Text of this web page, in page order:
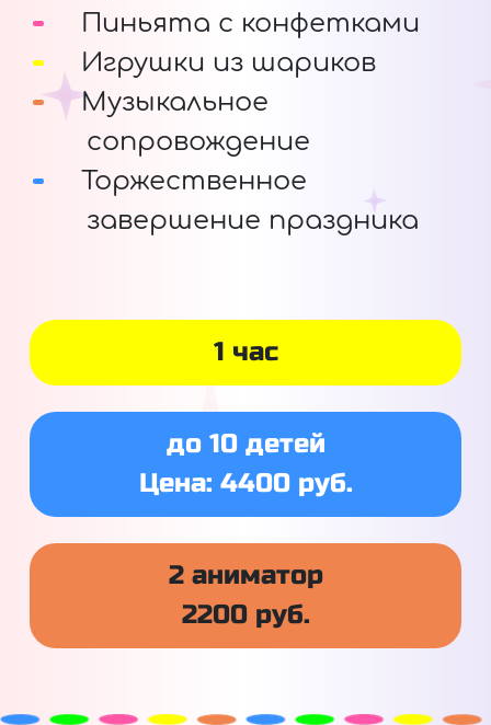
Пиньята с конфетками
Игрушки из шариков
Музыкальное
сопровождение
Торжественное
завершение праздника
1 час
до 10 детей
Цена: 4400 руб.
2 аниматор
2200 руб.